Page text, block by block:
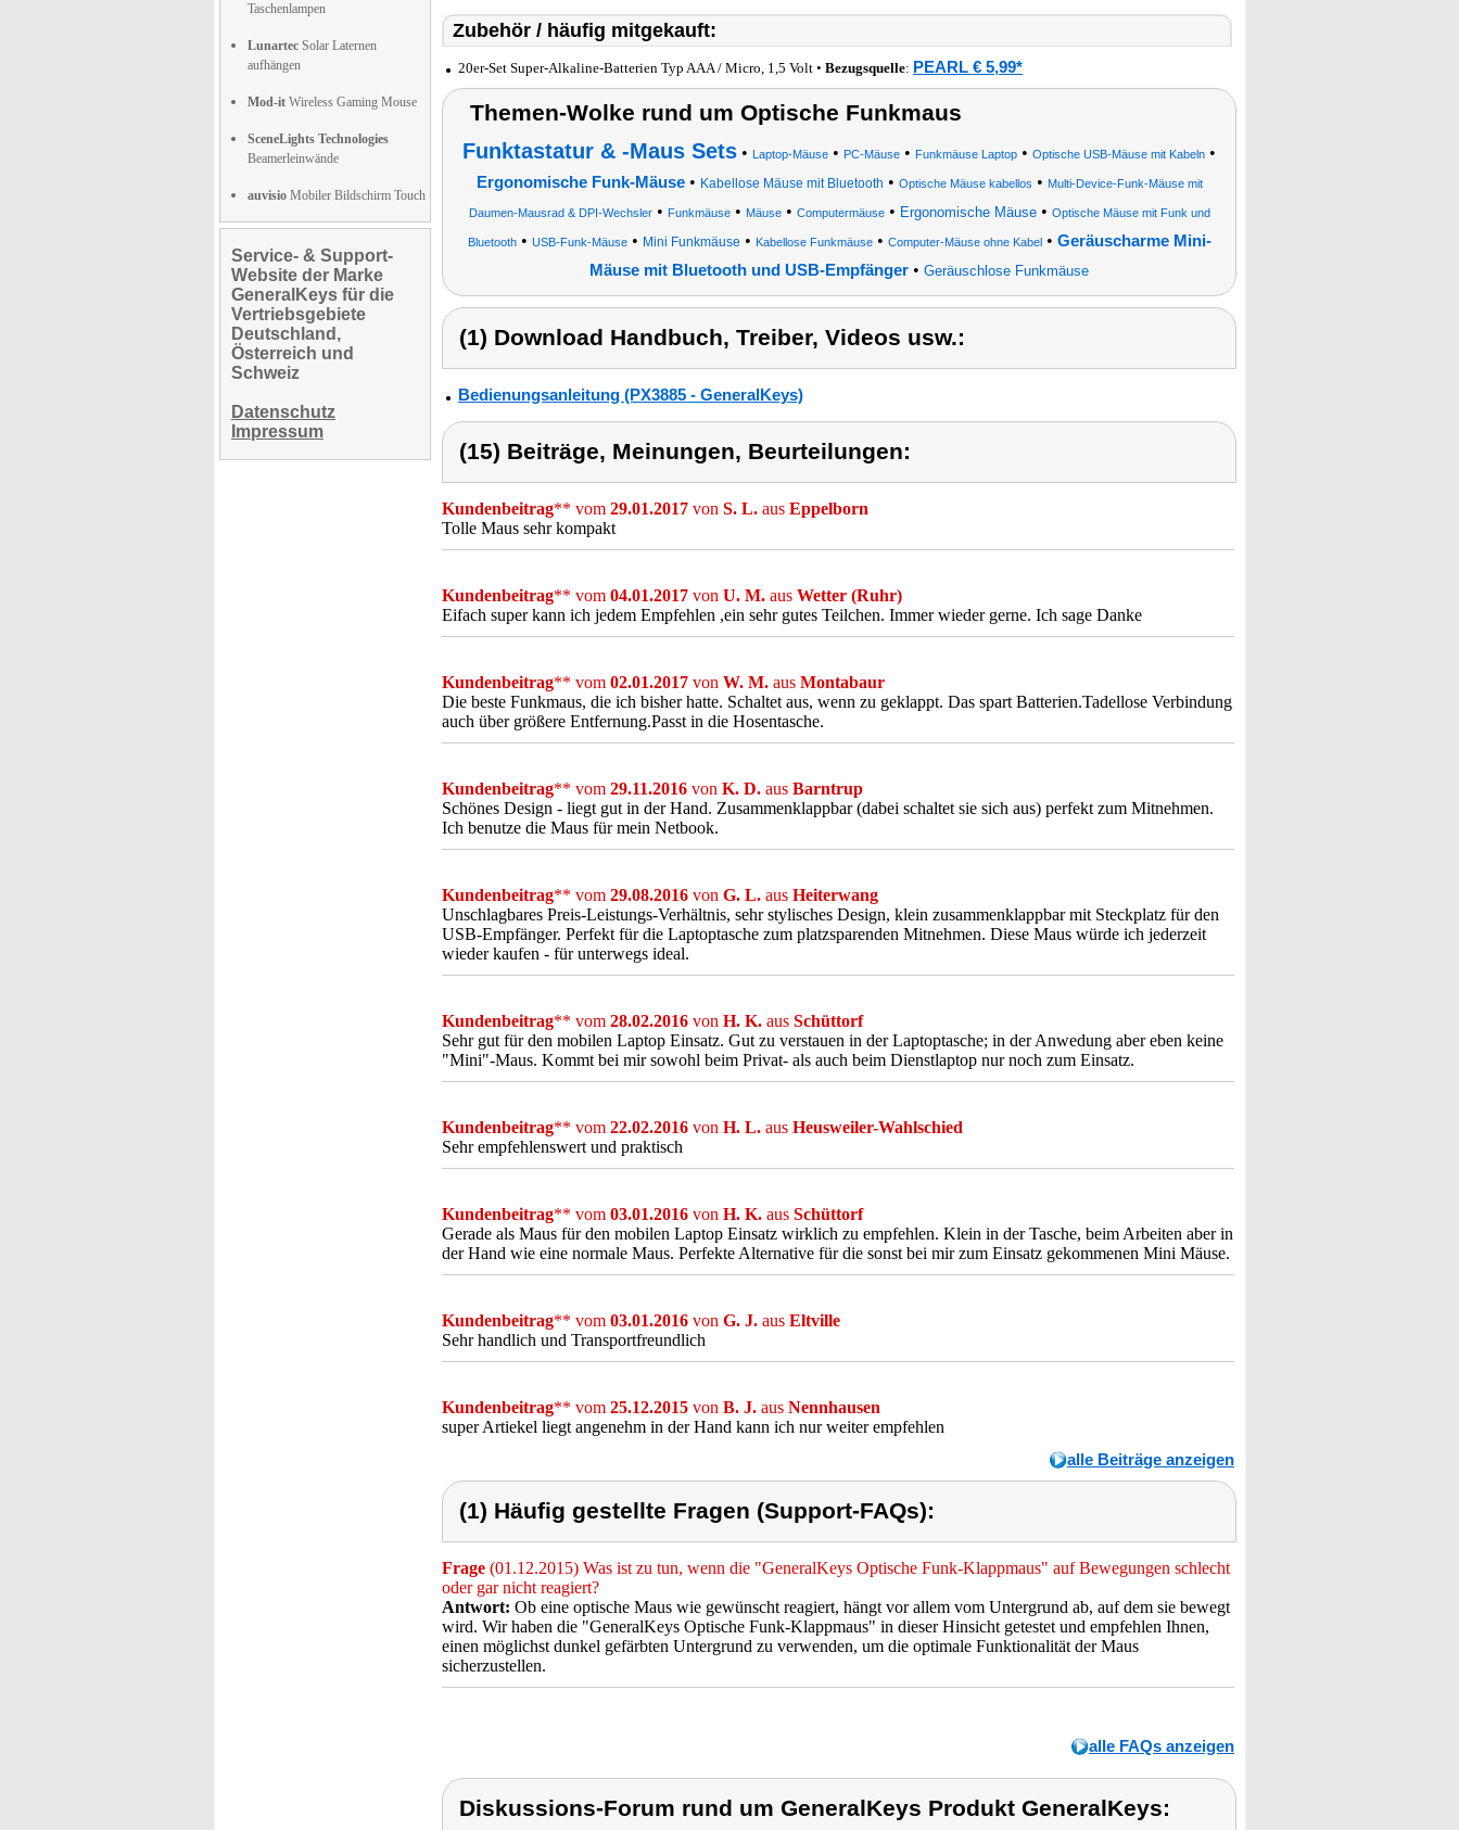
Taschenlampen
Lunartec Solar Laternen
aufhängen
Mod-it Wireless Gaming Mouse
SceneLights Technologies
Beamerleinwände
auvisio Mobiler Bildschirm Touch
Service- & Support-
Website der Marke
GeneralKeys für die
Vertriebsgebiete
Deutschland,
Österreich und
Schweiz
Datenschutz
Impressum
Zubehör / häufig mitgekauft:
20er-Set Super-Alkaline-Batterien Typ AAA / Micro, 1,5 Volt • Bezugsquelle: PEARL € 5,99*
Themen-Wolke rund um Optische Funkmaus
Funktastatur & -Maus Sets • Laptop-Mäuse • PC-Mäuse • Funkmäuse Laptop • Optische USB-Mäuse mit Kabeln •
Ergonomische Funk-Mäuse• Kabellose Mäuse mit Bluetooth • Optische Mäuse kabellos • Multi-Device-Funk-Mäuse mit
Daumen-Mausrad & DPI-Wechsler• Funkmäuse• Mäuse• Computermäuse• Ergonomische Mäuse• Optische Mäuse mit Funk und
Bluetooth• USB-Funk-Mäuse• Mini Funkmäuse • Kabellose Funkmäuse• Computer-Mäuse ohne Kabel• Geräuscharme Mini-
Mäuse mit Bluetooth und USB-Empfänger • Geräuschlose Funkmäuse
(1) Download Handbuch, Treiber, Videos usw.:
Bedienungsanleitung (PX3885 - GeneralKeys)
(15) Beiträge, Meinungen, Beurteilungen:
Kundenbeitrag** vom 29.01.2017 von S. L. aus Eppelborn
Tolle Maus sehr kompakt
Kundenbeitrag** vom 04.01.2017 von U. M. aus Wetter (Ruhr)
Eifach super kann ich jedem Empfehlen ,ein sehr gutes Teilchen. Immer wieder gerne. Ich sage Danke
Kundenbeitrag** vom 02.01.2017 von W. M. aus Montabaur
Die beste Funkmaus, die ich bisher hatte. Schaltet aus, wenn zu geklappt. Das spart Batterien.Tadellose Verbindung
auch über größere Entfernung.Passt in die Hosentasche.
Kundenbeitrag** vom 29.11.2016 von K. D. aus Barntrup
Schönes Design - liegt gut in der Hand. Zusammenklappbar (dabei schaltet sie sich aus) perfekt zum Mitnehmen.
Ich benutze die Maus für mein Netbook.
Kundenbeitrag** vom 29.08.2016 von G. L. aus Heiterwang
Unschlagbares Preis-Leistungs-Verhältnis, sehr stylisches Design, klein zusammenklappbar mit Steckplatz für den
USB-Empfänger. Perfekt für die Laptoptasche zum platzsparenden Mitnehmen. Diese Maus würde ich jederzeit
wieder kaufen - für unterwegs ideal.
Kundenbeitrag** vom 28.02.2016 von H. K. aus Schüttorf
Sehr gut für den mobilen Laptop Einsatz. Gut zu verstauen in der Laptoptasche; in der Anwedung aber eben keine
"Mini"-Maus. Kommt bei mir sowohl beim Privat- als auch beim Dienstlaptop nur noch zum Einsatz.
Kundenbeitrag** vom 22.02.2016 von H. L. aus Heusweiler-Wahlschied
Sehr empfehlenswert und praktisch
Kundenbeitrag** vom 03.01.2016 von H. K. aus Schüttorf
Gerade als Maus für den mobilen Laptop Einsatz wirklich zu empfehlen. Klein in der Tasche, beim Arbeiten aber in
der Hand wie eine normale Maus. Perfekte Alternative für die sonst bei mir zum Einsatz gekommenen Mini Mäuse.
Kundenbeitrag** vom 03.01.2016 von G. J. aus Eltville
Sehr handlich und Transportfreundlich
Kundenbeitrag** vom 25.12.2015 von B. J. aus Nennhausen
super Artiekel liegt angenehm in der Hand kann ich nur weiter empfehlen
alle Beiträge anzeigen
(1) Häufig gestellte Fragen (Support-FAQs):
Frage (01.12.2015) Was ist zu tun, wenn die "GeneralKeys Optische Funk-Klappmaus" auf Bewegungen schlecht
oder gar nicht reagiert?
Antwort: Ob eine optische Maus wie gewünscht reagiert, hängt vor allem vom Untergrund ab, auf dem sie bewegt
wird. Wir haben die "GeneralKeys Optische Funk-Klappmaus" in dieser Hinsicht getestet und empfehlen Ihnen,
einen möglichst dunkel gefärbten Untergrund zu verwenden, um die optimale Funktionalität der Maus
sicherzustellen.
alle FAQs anzeigen
Diskussions-Forum rund um GeneralKeys Produkt GeneralKeys: